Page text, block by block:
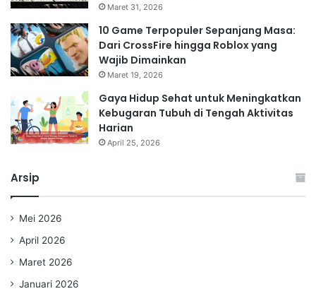
Maret 31, 2026
10 Game Terpopuler Sepanjang Masa:
Dari CrossFire hingga Roblox yang
Wajib Dimainkan
Maret 19, 2026
Gaya Hidup Sehat untuk Meningkatkan
Kebugaran Tubuh di Tengah Aktivitas
Harian
April 25, 2026
Arsip
Mei 2026
April 2026
Maret 2026
Januari 2026